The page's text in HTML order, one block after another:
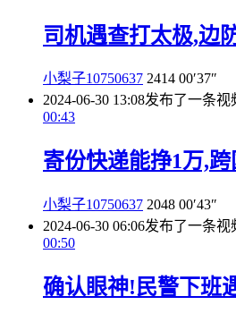
司机遇查打太极,边
小梨子10750637 2414 00′37″
2024-06-30 13:08发布了一条视
00:43
寄份快递能挣1万,
小梨子10750637 2048 00′43″
2024-06-30 06:06发布了一条视
00:50
确认眼神!民警下班